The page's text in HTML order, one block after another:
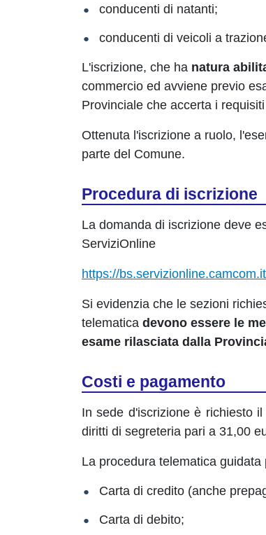
conducenti di natanti;
conducenti di veicoli a
L'iscrizione, che ha natura
commercio ed avviene previo
Provinciale che accerta i
Ottenuta l'iscrizione a ruolo,
parte del Comune.
Procedura di iscrizione
La domanda di iscrizione deve
ServiziOnline
https://bs.
Si evidenzia che le sezioni
telematica devono essere le
esame rilasciata dalla
Costi e pagamento
In sede d'iscrizione è richiesto
diritti di segreteria pari a 31,00
La procedura telematica
Carta di credito (anche
Carta di debito;